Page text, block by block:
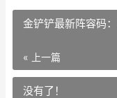
金铲铲最新阵容码
« 上一篇
没有了！